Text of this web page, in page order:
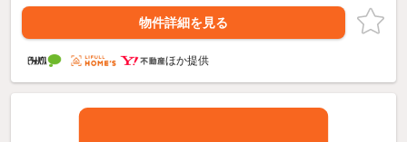
物件詳細を見る
ほか提供